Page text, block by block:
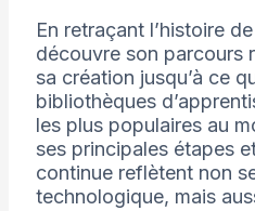
En retraçant l’histoire
découvre son parcours
sa création jusqu’à ce
bibliothèques
les plus populaires au
ses principales étapes
continue reflètent non
technologique, mais